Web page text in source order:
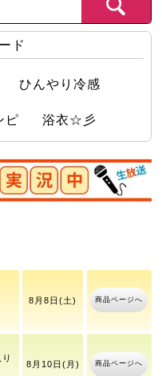
ド
ひんやり冷感
ピ 浴衣☆彡
8月8日(土) 商品ページへ
8月10日(月) 商品ページへ